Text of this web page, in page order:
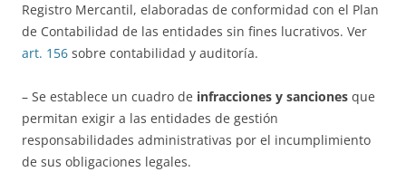
Registro Mercantil, elaboradas de conformidad con el Plan
de Contabilidad de las entidades sin fines lucrativos. Ver
art. 156 sobre contabilidad y auditoría.
– Se establece un cuadro de infracciones y sanciones que
permitan exigir a las entidades de gestión
responsabilidades administrativas por el incumplimiento
de sus obligaciones legales.